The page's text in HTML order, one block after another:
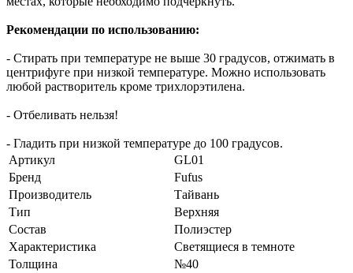
Рекомендации по использованию:
- Стирать при температуре не выше 30 градусов, отжимать в
центрифуге при низкой температуре. Можно использовать
любой растворитель кроме трихлорэтилена.
- Отбеливать нельзя!
- Гладить при низкой температуре до 100 градусов.
Артикул
GL01
Бренд
Fufus
Производитель
Тайвань
Тип
Верхняя
Состав
Полиэстер
Характеристика
Светящиеся в темноте
Толщина
№40